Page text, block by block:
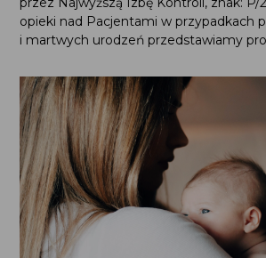
opieki nad Pacjentami w przypadkach
i martwych urodzeń przedstawiamy